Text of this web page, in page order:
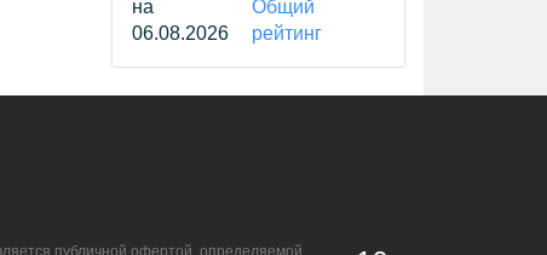
на
06.08.2026
Общий
рейтинг
публичной офертой, определяемой